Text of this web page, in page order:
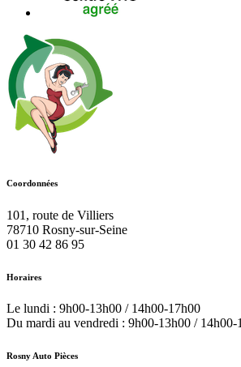
Coordonnées
101, route de Villiers
78710 Rosny-sur-Seine
01 30 42 86 95
Horaires
Le lundi : 9h00-13h00 / 14h00-17h00
Du mardi au vendredi : 9h00-13h00 / 14h00-
Rosny Auto Pièces